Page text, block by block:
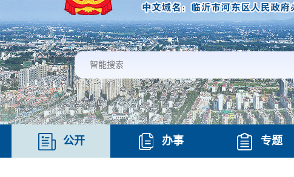
公开 办事 专题